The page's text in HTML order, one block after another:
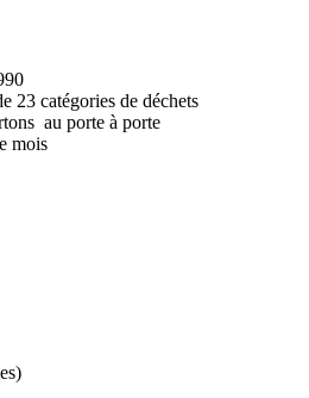
23 catégories de déchets
au porte à porte
mois